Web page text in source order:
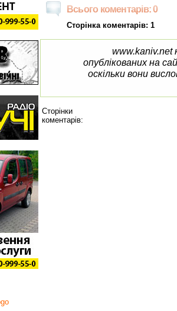
Всього коментарів: 0
Сторінка коментарів: 1
www.kaniv.net
опублікованих на
оскільки вони
Сторінки
коментарів: